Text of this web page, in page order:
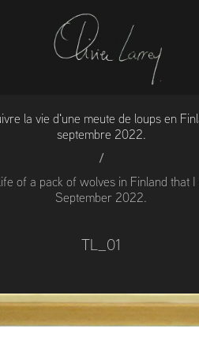
la vie d'une meute de loups en
septembre 2022.
/
of a pack of wolves in Finland that
September 2022.
TL_01